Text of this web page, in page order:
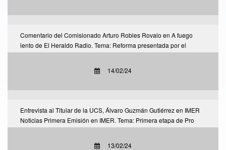
Comentario del Comisionado Arturo Robles Rovalo en A fuego
lento de El Heraldo Radio. Tema: Reforma presentada por el
Ejecutivo Federal que plantea la desaparición de este regulador.
14/02/24
Entrevista al Titular de la UCS, Álvaro Guzmán Gutiérrez en IMER
Noticias Primera Emisión en IMER. Tema: Primera etapa de Pro
Radio 2024.
13/02/24